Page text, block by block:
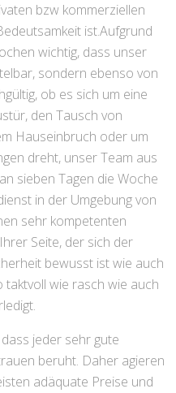
bzw kommerziellen
ist.Aufgrund
wichtig, dass unser
sondern ebenso von
ob es sich um eine
den Tausch von
Hauseinbruch oder um
dreht, unser Team aus
sieben Tagen die Woche
in der Umgebung von
sehr kompetenten
Seite, der sich der
bewusst ist wie auch
taktvoll wie rasch wie auch
jeder sehr gute
beruht. Daher agieren
adäquate Preise und